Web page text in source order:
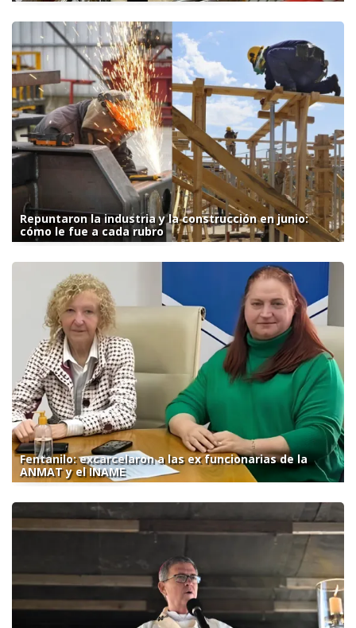
Repuntaron la industria y la construcción en junio:
cómo le fue a cada rubro
Fentanilo: excarcelaron a las ex funcionarias de la
ANMAT y el INAME